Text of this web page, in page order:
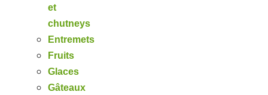
et
chutneys
Entremets
Fruits
Glaces
Gâteaux